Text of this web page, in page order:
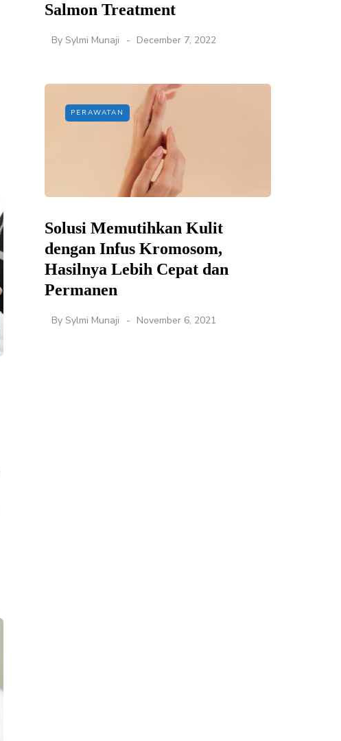
Salmon Treatment
By Sylmi Munaji December 7, 2022
PERAWATAN
Solusi Memutihkan Kulit
dengan Infus Kromosom,
Hasilnya Lebih Cepat dan
Permanen
By Sylmi Munaji November 6, 2021